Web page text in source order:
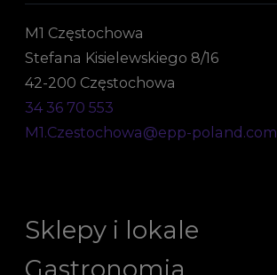
M1 Częstochowa
Stefana Kisielewskiego 8/16
42-200 Częstochowa
34 36 70 553
M1.Czestochowa@epp-poland.com
Sklepy i lokale
Gastronomia